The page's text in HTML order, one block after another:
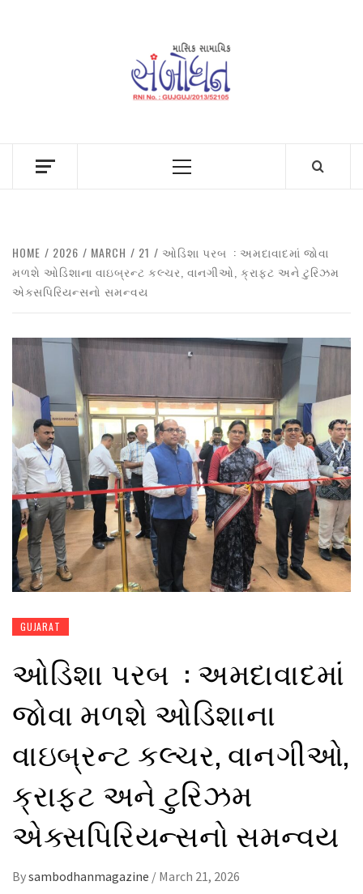
Primary
HOME 2026 MARCH 21
ઓડિશા પરબ : અમદાવાદમાં જોવા
મળશે ઓડિશાના વાઇબ્રન્ટ કલ્ચર, વાનગીઓ, ક્રાફટ અને ટુરિઝમ
એક્સપિરિયન્સનો સમન્વય
GUJARAT
ઓડિશા પરબ : અમદાવાદમાં
જોવા મળશે ઓડિશાના
વાઇબ્રન્ટ કલ્ચર, વાનગીઓ,
ક્રાફટ અને ટુરિઝમ
એક્સપિરિયન્સનો સમન્વય
Bysambodhanmagazine / March 21, 2026